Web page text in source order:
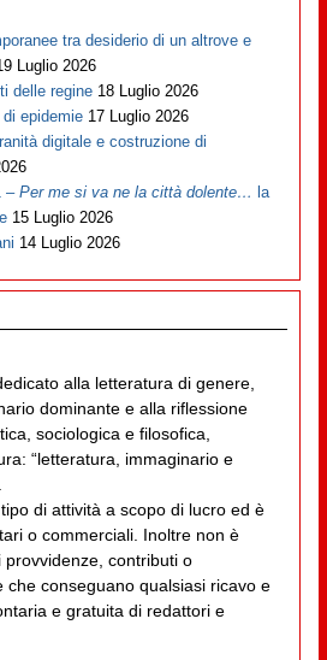
tra desiderio di un altrove e
Luglio 2026
delle regine 18 Luglio 2026
epidemie 17 Luglio 2026
digitale e costruzione di
–Per me si va ne la città dolente… la
15 Luglio 2026
14 Luglio 2026
alla letteratura di genere,
dominante e alla riflessione
sociologica e filosofica,
“letteratura, immaginario e
di attività a scopo di lucro ed è
o commerciali. Inoltre non è
contributi o
che conseguano qualsiasi ricavo e
e gratuita di redattori e